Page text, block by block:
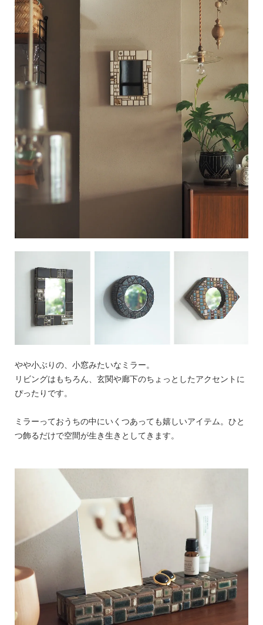
やや小ぶりの、小窓みたいなミラー。
リビングはもちろん、玄関や廊下のちょっとしたアクセントに
ぴったりです。
ミラーっておうちの中にいくつあっても嬉しいアイテム。ひと
つ飾るだけで空間が生き生きとしてきます。